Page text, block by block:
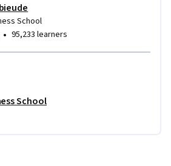
School
• 95,233 learners
School